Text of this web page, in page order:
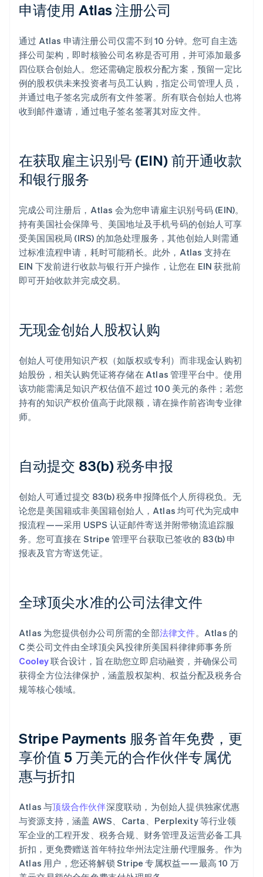
申请使用 Atlas 注册公司
通过 Atlas 申请注册公司仅需不到 10 分钟。您可自主选
择公司架构，即时核验公司名称是否可用，并可添加最多
四位联合创始人。您还需确定股权分配方案，预留一定比
例的股权供未来投资者与员工认购，指定公司管理人员，
并通过电子签名完成所有文件签署。所有联合创始人也将
收到邮件邀请，通过电子签名签署其对应文件。
在获取雇主识别号 (EIN) 前开通收款
和银行服务
完成公司注册后，Atlas 会为您申请雇主识别号码 (EIN)。
持有美国社会保障号、美国地址及手机号码的创始人可享
受美国国税局 (IRS) 的加急处理服务，其他创始人则需通
过标准流程申请，耗时可能稍长。此外，Atlas 支持在
EIN 下发前进行收款与银行开户操作，让您在 EIN 获批前
即可开始收款并完成交易。
无现金创始人股权认购
创始人可使用知识产权（如版权或专利）而非现金认购初
始股份，相关认购凭证将存储在 Atlas 管理平台中。使用
该功能需满足知识产权估值不超过 100 美元的条件；若您
持有的知识产权价值高于此限额，请在操作前咨询专业律
师。
自动提交 83(b) 税务申报
创始人可通过提交 83(b) 税务申报降低个人所得税负。无
论您是美国籍或非美国籍创始人，Atlas 均可代为完成申
报流程——采用 USPS 认证邮件寄送并附带物流追踪服
务。您可直接在 Stripe 管理平台获取已签收的 83(b) 申
报表及官方寄送凭证。
全球顶尖水准的公司法律文件
Atlas 为您提供创办公司所需的全部法律文件。Atlas 的
C 类公司文件由全球顶尖风投律所美国科律律师事务所
Cooley联合设计，旨在助您立即启动融资，并确保公司
获得全方位法律保护，涵盖股权架构、权益分配及税务合
规等核心领域。
Stripe Payments 服务首年免费，更
享价值 5 万美元的合作伙伴专属优
惠与折扣
Atlas 与顶级合作伙伴深度联动，为创始人提供独家优惠
与资源支持，涵盖 AWS、Carta、Perplexity 等行业领
军企业的工程开发、税务合规、财务管理及运营必备工具
折扣，更免费赠送首年特拉华州法定注册代理服务。作为
Atlas 用户，您还将解锁 Stripe 专属权益——最高 10 万
阿联酋
English
爱尔兰
English
爱沙尼亚
English
奥地利